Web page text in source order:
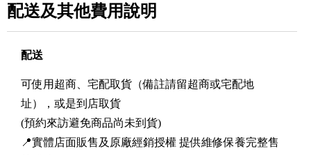
配送及其他費用說明
配送
可使用超商、宅配取貨（備註請留超商或宅配地
址），或是到店取貨
(預約來訪避免商品尚未到貨)
📍實體店面販售及原廠經銷授權 提供維修保養完整售